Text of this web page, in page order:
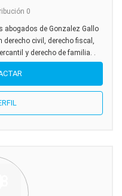
0
abogados de Gonzalez Gallo
derecho civil, derecho fiscal,
y derecho de familia. .